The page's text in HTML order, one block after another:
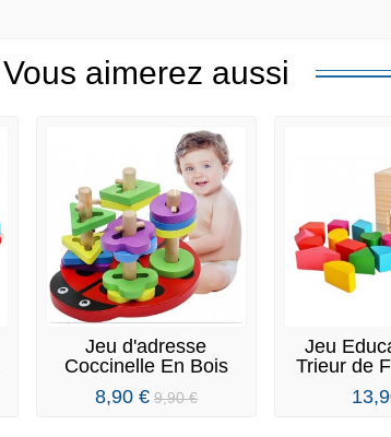
Vous aimerez aussi
Jeu d'adresse
Coccinelle En Bois
8,90 € 9,90 €
Jeu
Trieur de